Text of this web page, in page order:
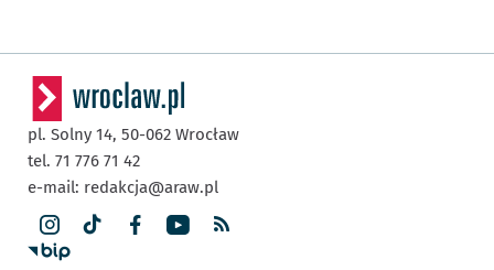
pl. Solny 14, 50-062 Wrocław
tel. 71 776 71 42
e-mail: redakcja@araw.pl